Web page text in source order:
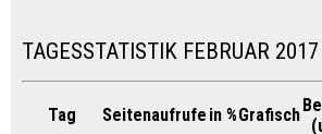
TAGESSTATISTIK FEBRUAR 2017
Tag Seitenaufrufe in %Grafisch